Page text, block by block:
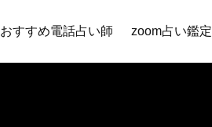
おすすめ電話占い師 zoom占い鑑定